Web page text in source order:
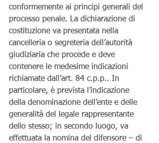
conformemente ai principi generali del
processo penale. La dichiarazione di
costituzione va presentata nella
cancelleria o segreteria dell’autorità
giudiziaria che procede e deve
contenere le medesime indicazioni
richiamate dall’art. 84 c.p.p.. In
particolare, è prevista l’indicazione
della denominazione dell’ente e delle
generalità del legale rappresentante
dello stesso; in secondo luogo, va
effettuata la nomina del difensore – di